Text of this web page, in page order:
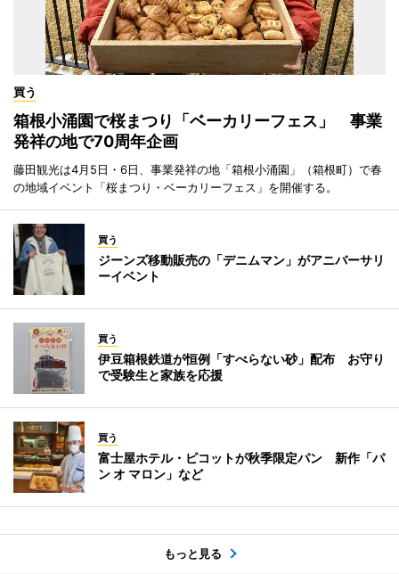
買う
箱根小涌園で桜まつり「ベーカリーフェス」 事業
発祥の地で70周年企画
藤田観光は4月5日・6日、事業発祥の地「箱根小涌園」（箱根町）で春
の地域イベント「桜まつり・ベーカリーフェス」を開催する。
買う
ジーンズ移動販売の「デニムマン」がアニバーサリ
ーイベント
買う
伊豆箱根鉄道が恒例「すべらない砂」配布 お守り
で受験生と家族を応援
買う
富士屋ホテル・ピコットが秋季限定パン 新作「パ
ン オ マロン」など
もっと見る